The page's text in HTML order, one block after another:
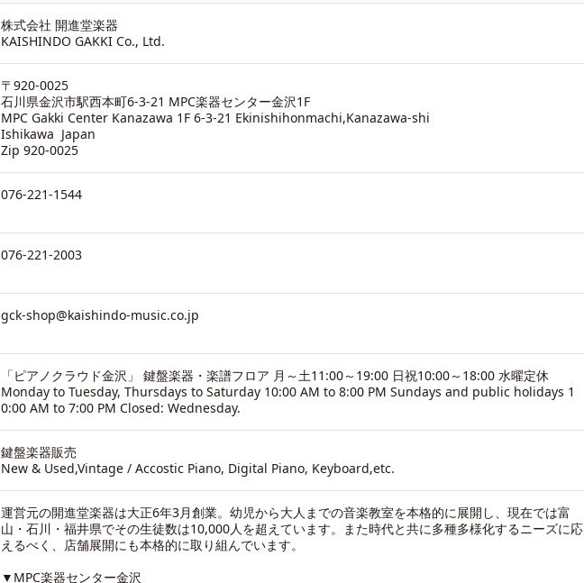
株式会社 開進堂楽器
KAISHINDO GAKKI Co., Ltd.
〒920-0025
石川県金沢市駅西本町6-3-21 MPC楽器センター金沢1F
MPC Gakki Center Kanazawa 1F 6-3-21 Ekinishihonmachi,Kanazawa-shi
Ishikawa Japan
Zip 920-0025
076-221-1544
076-221-2003
gck-shop@kaishindo-music.co.jp
「ピアノクラウド金沢」 鍵盤楽器・楽譜フロア 月～土11:00～19:00 日祝10:00～18:00 水曜定休
Monday to Tuesday, Thursdays to Saturday 10:00 AM to 8:00 PM Sundays and public holidays 1
0:00 AM to 7:00 PM Closed: Wednesday.
鍵盤楽器販売
New & Used,Vintage / Accostic Piano, Digital Piano, Keyboard,etc.
運営元の開進堂楽器は大正6年3月創業。幼児から大人までの音楽教室を本格的に展開し、現在では富
山・石川・福井県でその生徒数は10,000人を超えています。また時代と共に多種多様化するニーズに応
えるべく、店舗展開にも本格的に取り組んでいます。
▼MPC楽器センター金沢